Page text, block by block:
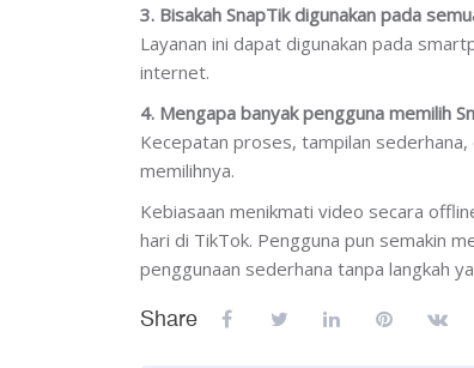
3. Bisakah SnapTik digunakan pada
Layanan ini dapat digunakan pada
internet.
4. Mengapa banyak pengguna memilih
Kecepatan proses, tampilan
memilihnya.
Kebiasaan menikmati video secara
hari di TikTok. Pengguna pun semakin
penggunaan sederhana tanpa langkah
Share